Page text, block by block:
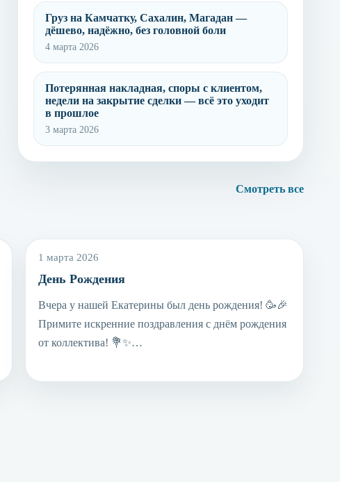
Груз на Камчатку, Сахалин, Магадан —
дёшево, надёжно, без головной боли
4 марта 2026
Потерянная накладная, споры с клиентом,
недели на закрытие сделки — всё это уходит
в прошлое
3 марта 2026
Смотреть все
1 марта 2026
День Рождения
Вчера у нашей Екатерины был день рождения! 🥳🎉
Примите искренние поздравления с днём рождения
от коллектива! 💐✨…